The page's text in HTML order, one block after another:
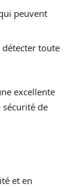
peuvent
toute
excellente
de
et en